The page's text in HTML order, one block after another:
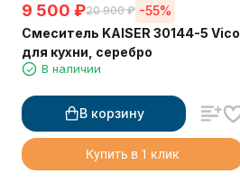
9 500 ₽20 900 ₽ -55%
Смеситель KAISER 30144-5 Vico
для кухни, серебро
В наличии
В корзину
Купить в 1 клик